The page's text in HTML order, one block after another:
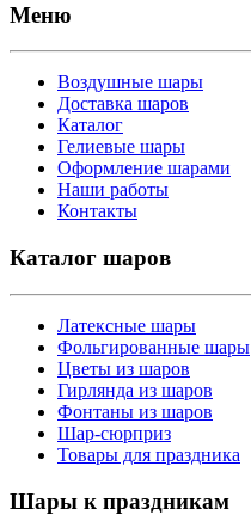
Меню
Воздушные шары
Доставка шаров
Каталог
Гелиевые шары
Оформление шарами
Наши работы
Контакты
Каталог шаров
Латексные шары
Фольгированные шары
Цветы из шаров
Гирлянда из шаров
Фонтаны из шаров
Шар-сюрприз
Товары для праздника
Шары к праздникам